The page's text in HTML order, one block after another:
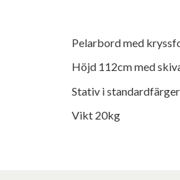
Pelarbord med
Höjd 112cm med
Stativ i
Vikt 20kg